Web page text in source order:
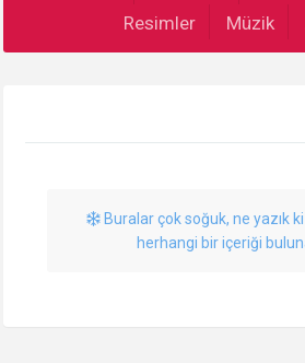
Resimler
Müzik
Buralar çok soğuk, ne yazık ki
herhangi bir içeriği